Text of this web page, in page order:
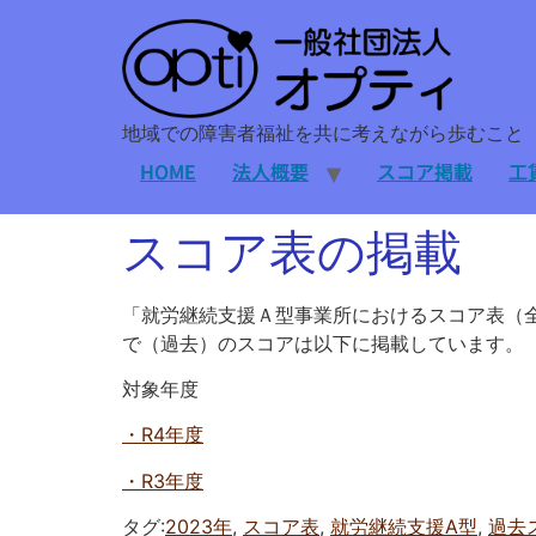
地域での障害者福祉を共に考えながら歩むこと
HOME 法人概要 スコア掲載 工
スコア表の掲載
「就労継続支援Ａ型事業所におけるスコア表
で（過去）のスコアは以下に掲載しています。
対象年度
・R4年度
・R3年度
タグ:2023年, スコア表, 就労継続支援A型, 過去